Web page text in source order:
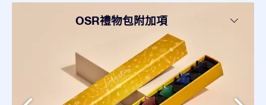
OSR禮物包附加項